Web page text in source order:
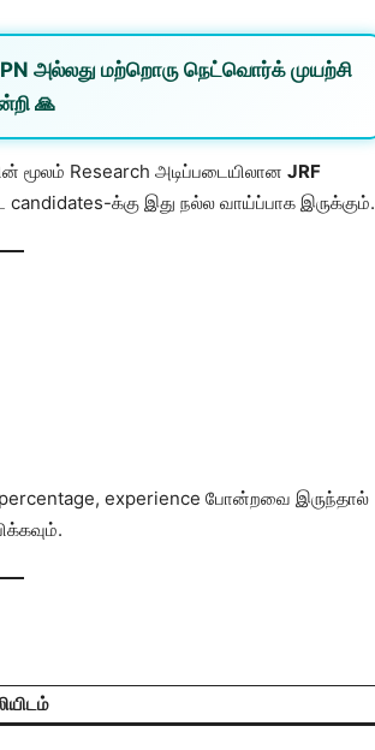
அல்லது மற்றொரு நெட்வொர்க் முயற்சி
🙏
மூலம் Research அடிப்படையிலான JRF
க்கு இது நல்ல வாய்ப்பாக இருக்கும்.
experience போன்றவை இருந்தால்